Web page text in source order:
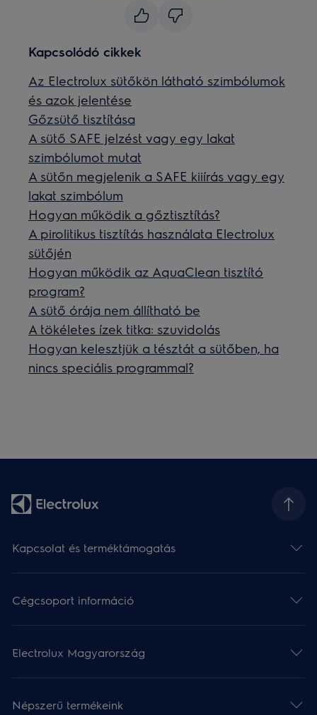
Kapcsolódó cikkek
Az Electrolux sütőkön látható szimbólumok
és azok jelentése
Gőzsütő tisztítása
A sütő SAFE jelzést vagy egy lakat
szimbólumot mutat
A sütőn megjelenik a SAFE kiiírás vagy egy
lakat szimbólum
Hogyan működik a gőztisztítás?
A pirolitikus tisztítás használata Electrolux
sütőjén
Hogyan működik az AquaClean tisztító
program?
A sütő órája nem állítható be
A tökéletes ízek titka: szuvidolás
Hogyan kelesztjük a tésztát a sütőben, ha
nincs speciális programmal?
Kapcsolat és terméktámogatás
Cégcsoport információ
Electrolux Magyarország
Népszerű termékeink